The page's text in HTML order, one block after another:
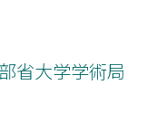
省大学学術局